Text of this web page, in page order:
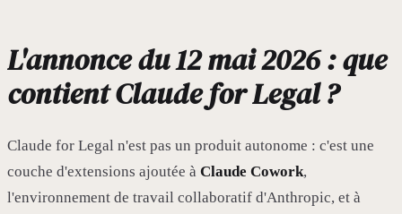
L'annonce du 12 mai 2026 : que
contient Claude for Legal ?
Claude for Legal n'est pas un produit autonome : c'est une
couche d'extensions ajoutée à Claude Cowork,
l'environnement de travail collaboratif d'Anthropic, et à